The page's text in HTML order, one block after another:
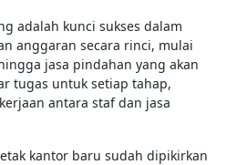
adalah kunci sukses dalam
anggaran secara rinci, mulai
jasa pindahan yang akan
tugas untuk setiap tahap,
antara staf dan jasa
kantor baru sudah dipikirkan